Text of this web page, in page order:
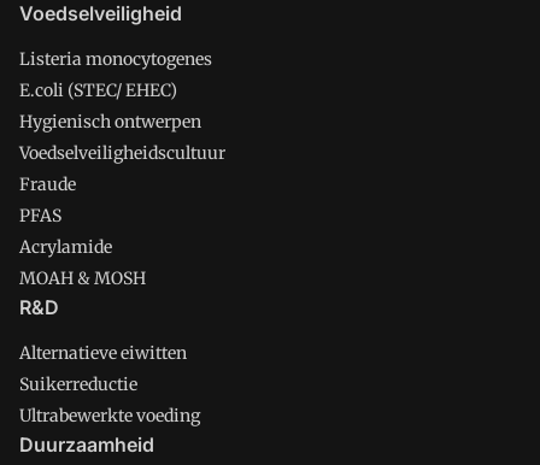
Voedselveiligheid
Listeria monocytogenes
E.coli (STEC/ EHEC)
Hygienisch ontwerpen
Voedselveiligheidscultuur
Fraude
PFAS
Acrylamide
MOAH & MOSH
R&D
Alternatieve eiwitten
Suikerreductie
Ultrabewerkte voeding
Duurzaamheid